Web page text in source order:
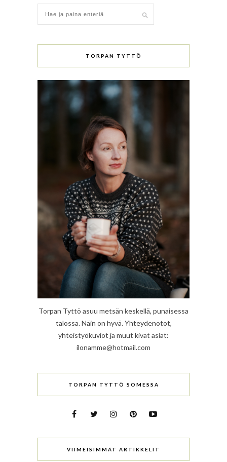
TORPAN TYTTÖ
Torpan Tyttö asuu metsän keskellä, punaisessa
talossa. Näin on hyvä. Yhteydenotot,
yhteistyökuviot ja muut kivat asiat:
ilonamme@hotmail.com
TORPAN TYTTÖ SOMESSA
VIIMEISIMMÄT ARTIKKELIT